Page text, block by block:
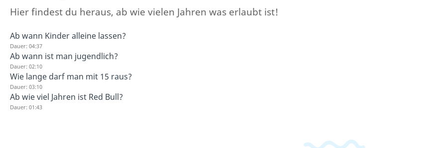
Hier findest du heraus, ab wie vielen Jahren was erlaubt ist!
Ab wann Kinder alleine lassen?
Dauer: 04:37
Ab wann ist man jugendlich?
Dauer: 02:10
Wie lange darf man mit 15 raus?
Dauer: 03:10
Ab wie viel Jahren ist Red Bull?
Dauer: 01:43